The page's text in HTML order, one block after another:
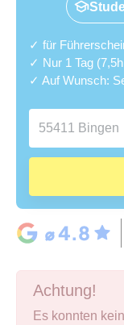
✓ für
✓ Nur 1 Tag
✓ Auf Wunsch:
Achtung!
Es konnten